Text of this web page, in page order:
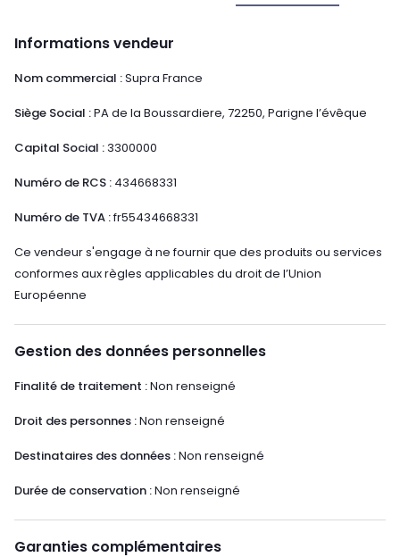
Informations vendeur
Nom commercial :Supra France
Siège Social :PA de la Boussardiere, 72250, Parigne l’évêque
Capital Social :3300000
Numéro de RCS : 434668331
Numéro de TVA :fr55434668331
Ce vendeur s'engage à ne fournir que des produits ou services
conformes aux règles applicables du droit de l’Union
Européenne
Gestion des données personnelles
Finalité de traitement :Non renseigné
Droit des personnes :Non renseigné
Destinataires des données :Non renseigné
Durée de conservation :Non renseigné
Garanties complémentaires